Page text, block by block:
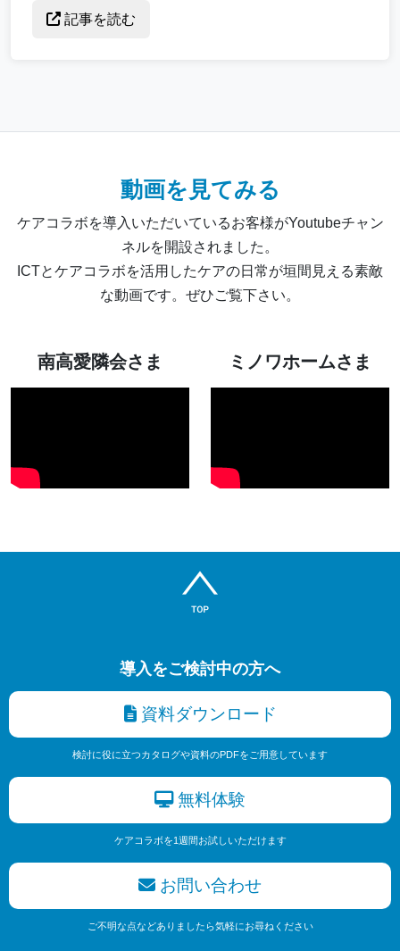
記事を読む
動画を見てみる
ケアコラボを導入いただいているお客様がYoutubeチャン
ネルを開設されました。
ICTとケアコラボを活用したケアの日常が垣間見える素敵
な動画です。ぜひご覧下さい。
南高愛隣会さま ミノワホームさま
導入をご検討中の方へ
資料ダウンロード
検討に役に立つカタログや資料のPDFをご用意しています
無料体験
ケアコラボを1週間お試しいただけます
お問い合わせ
ご不明な点などありましたら気軽にお尋ねください